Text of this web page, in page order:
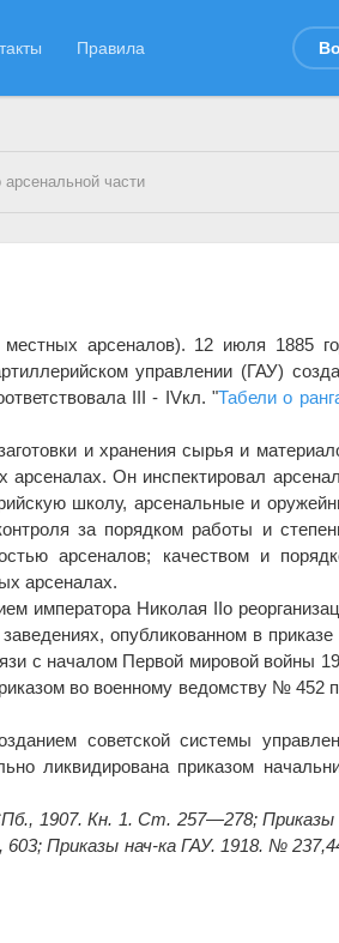
Правила
арсенальной части
арсеналов). 12 июля 1885
управлении (ГАУ)
III - IVкл. "Табели о
и хранения сырья и
арсеналах. Он инспектировал
школу, арсенальные и
за порядком работы и
арсеналов; качеством и
арсеналах.
императора Николая IIо
опубликованном в приказе
с началом Первой мировой войны
во военному ведомству № 452
советской системы
ликвидирована приказом
1907. Кн. 1. Ст. 257—278; Приказы
Приказы нач-ка ГАУ. 1918. №